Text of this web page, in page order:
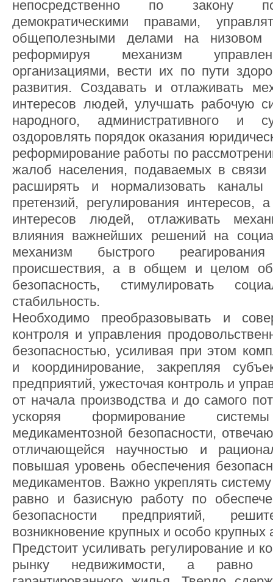
непосредственно по закону
демократическими правами,
общеполезными делами на низовом
реформируя механизм
организациями, вести их по пути
развития. Создавать и отлаживать
интересов людей, улучшать рабочую
народного, административного и
оздоровлять порядок оказания
реформирование работы по
жалоб населения, подаваемых в
расширять и нормализовать
претензий, регулирования
интересов людей, отлаживать
влияния важнейших решений на
механизм быстрого
происшествия, а в общем и целом
безопасность, стимулировать
стабильность.
Необходимо преобразовывать и
контроля и управления
безопасностью, усиливая при этом
и координирование, закрепляя
предприятий, ужесточая контроль и
от начала производства и до самого
ускоряя формирование системы
медикаментозной безопасности,
отличающейся научностью и
повышая уровень обеспечения
медикаментов. Важно укреплять
равно и базисную работу по
безопасности предприятий,
возникновение крупных и особо крупных
Предстоит усиливать регулирование и
рынку недвижимости, а равно